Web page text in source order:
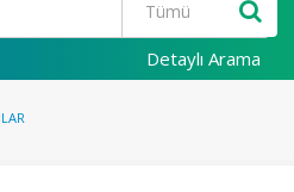
Detaylı Arama